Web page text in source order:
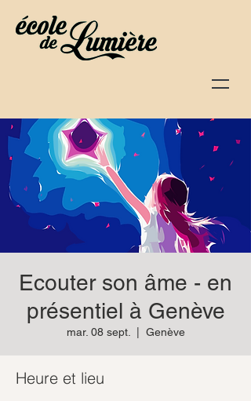
Ecouter son âme - en
présentiel à Genève
mar. 08 sept. Genève
Heure et lieu